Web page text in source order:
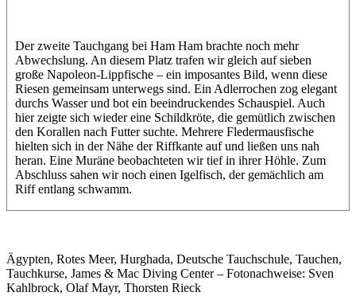
Der zweite Tauchgang bei Ham Ham brachte noch mehr
Abwechslung. An diesem Platz trafen wir gleich auf sieben
große Napoleon-Lippfische – ein imposantes Bild, wenn diese
Riesen gemeinsam unterwegs sind. Ein Adlerrochen zog elegant
durchs Wasser und bot ein beeindruckendes Schauspiel. Auch
hier zeigte sich wieder eine Schildkröte, die gemütlich zwischen
den Korallen nach Futter suchte. Mehrere Fledermausfische
hielten sich in der Nähe der Riffkante auf und ließen uns nah
heran. Eine Muräne beobachteten wir tief in ihrer Höhle. Zum
Abschluss sahen wir noch einen Igelfisch, der gemächlich am
Riff entlang schwamm.
Ägypten, Rotes Meer, Hurghada, Deutsche Tauchschule, Tauchen,
Tauchkurse, James & Mac Diving Center – Fotonachweise: Sven
Kahlbrock, Olaf Mayr, Thorsten Rieck